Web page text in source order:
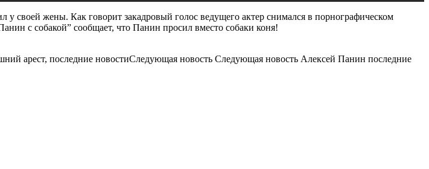
у своей жены. Как говорит закадровый голос ведущего актер снимался в порнографическом
с собакой” сообщает, что Панин просил вместо собаки коня!
арест, последние новостиСледующая новость Следующая новость Алексей Панин последние